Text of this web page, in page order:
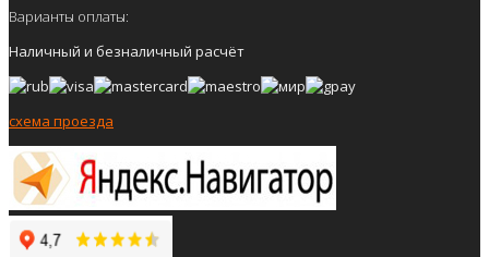
Варианты оплаты:
Наличный и безналичный расчёт
схема проезда